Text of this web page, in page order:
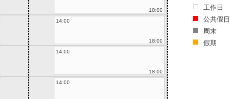
18:00
14:00
18:00
14:00
18:00
14:00
工作日
公共假日
周末
假期